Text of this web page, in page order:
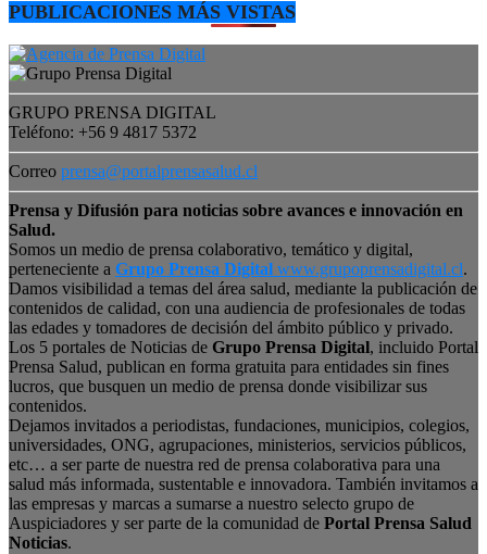
PUBLICACIONES MÁS VISTAS
GRUPO PRENSA DIGITAL
Teléfono: +56 9 4817 5372
Correo prensa@portalprensasalud.cl
Prensa y Difusión para noticias sobre avances e innovación en
Salud.
Somos un medio de prensa colaborativo, temático y digital,
perteneciente a Grupo Prensa Digital www.grupoprensadigital.cl.
Damos visibilidad a temas del área salud, mediante la publicación de
contenidos de calidad, con una audiencia de profesionales de todas
las edades y tomadores de decisión del ámbito público y privado.
Los 5 portales de Noticias de Grupo Prensa Digital, incluido Portal
Prensa Salud, publican en forma gratuita para entidades sin fines
lucros, que busquen un medio de prensa donde visibilizar sus
contenidos.
Dejamos invitados a periodistas, fundaciones, municipios, colegios,
universidades, ONG, agrupaciones, ministerios, servicios públicos,
etc… a ser parte de nuestra red de prensa colaborativa para una
salud más informada, sustentable e innovadora. También invitamos a
las empresas y marcas a sumarse a nuestro selecto grupo de
Auspiciadores y ser parte de la comunidad de Portal Prensa Salud
Noticias.